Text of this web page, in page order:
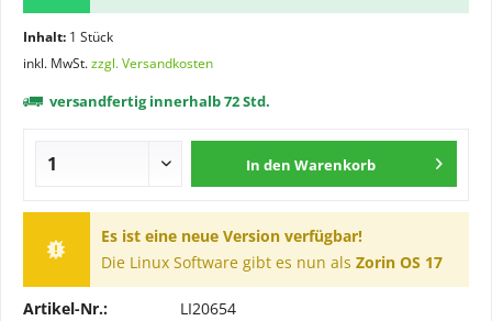
Inhalt: 1 Stück
inkl. MwSt.zzgl. Versandkosten
versandfertig innerhalb 72 Std.
In den Warenkorb
Es ist eine neue Version verfügbar!
Die Linux Software gibt es nun als Zorin OS 17
Artikel-Nr.: LI20654